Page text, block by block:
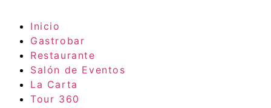
Inicio
Gastrobar
Restaurante
Salón de Eventos
La Carta
Tour 360